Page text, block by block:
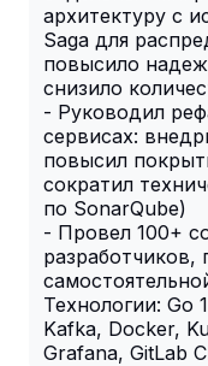
архитектуру с
Saga для
повысило
снизило
- Руководил
сервисах:
повысил
сократил
по SonarQube)
- Провел 100+
Технологии: Go
Kafka, Docker,
Grafana, GitLab